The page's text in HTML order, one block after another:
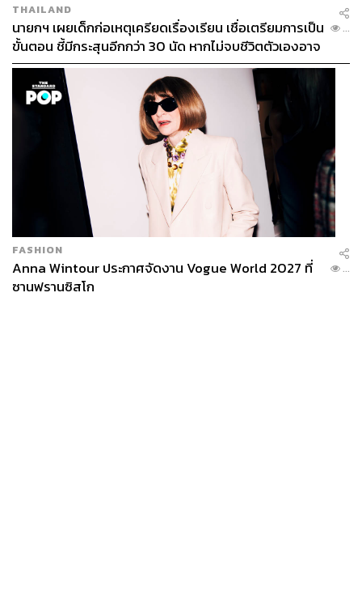
THAILAND
นายกฯ เผยเด็กก่อเหตุเครียดเรื่องเรียน เชื่อเตรียมการเป็น
ขั้นตอน ชี้มีกระสุนอีกกว่า 30 นัด หากไม่จบชีวิตตัวเองอาจ
สูญเสียเพิ่ม
...
FASHION
Anna Wintour ประกาศจัดงาน Vogue World 2027 ที่
ซานฟรานซิสโก
...